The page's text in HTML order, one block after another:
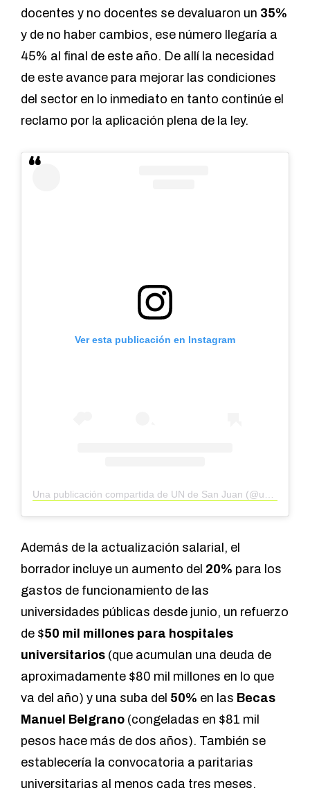
docentes y no docentes se devaluaron un 35%
y de no haber cambios, ese número llegaría a
45% al final de este año. De allí la necesidad
de este avance para mejorar las condiciones
del sector en lo inmediato en tanto continúe el
reclamo por la aplicación plena de la ley.
Ver esta publicación en Instagram
Además de la actualización salarial, el
borrador incluye un aumento del 20% para los
gastos de funcionamiento de las
universidades públicas desde junio, un refuerzo
de $50 mil millones para hospitales
universitarios (que acumulan una deuda de
aproximadamente $80 mil millones en lo que
va del año) y una suba del 50% en las Becas
Manuel Belgrano (congeladas en $81 mil
pesos hace más de dos años). También se
establecería la convocatoria a paritarias
universitarias al menos cada tres meses.